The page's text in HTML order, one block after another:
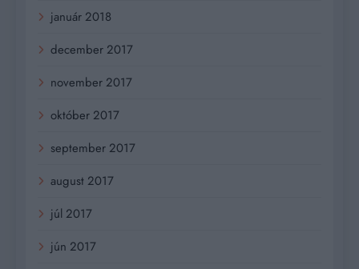
január 2018
december 2017
november 2017
október 2017
september 2017
august 2017
júl 2017
jún 2017